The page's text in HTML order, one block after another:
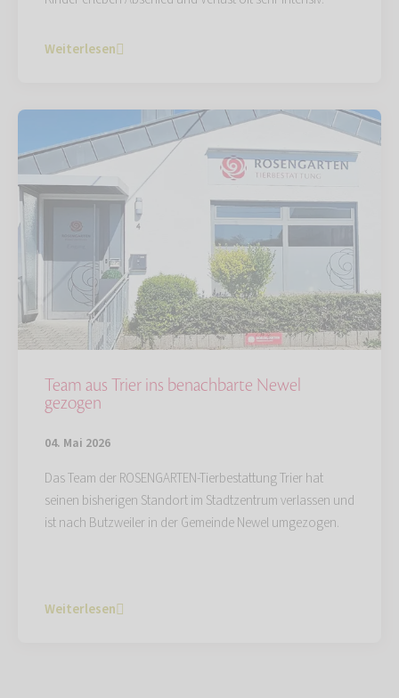
Weiterlesen
Team aus Trier ins benachbarte Newel
gezogen
04. Mai 2026
Das Team der ROSENGARTEN-Tierbestattung Trier hat
seinen bisherigen Standort im Stadtzentrum verlassen und
ist nach Butzweiler in der Gemeinde Newel umgezogen.
Weiterlesen